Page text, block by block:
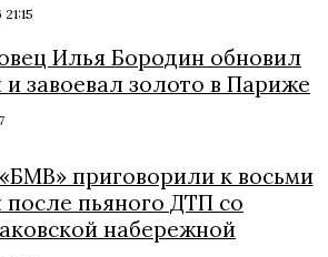
Илья Бородин обновил
завоевал золото в Париже
приговорили к восьми
пьяного ДТП со
набережной